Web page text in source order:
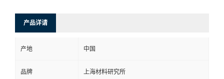
产品详请
产地 中国
品牌 上海材料研究所